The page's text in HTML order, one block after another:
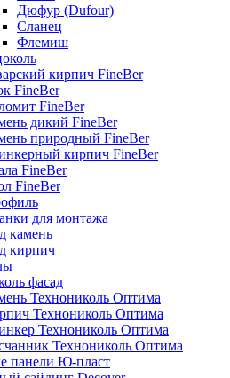
Дюфур (Dufour)
Сланец
Флемиш
кирпич FineBer
FineBer
FineBer
дикий FineBer
природный FineBer
кирпич FineBer
FineBer
FineBer
для монтажа
камень
кирпич
фасад
Технониколь Оптима
Технониколь Оптима
Технониколь Оптима
Технониколь Оптима
панели Ю-пласт